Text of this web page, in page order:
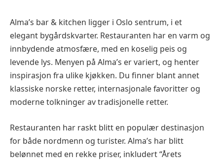
Alma’s bar & kitchen ligger i Oslo sentrum, i et
elegant bygårdskvarter. Restauranten har en varm og
innbydende atmosfære, med en koselig peis og
levende lys. Menyen på Alma’s er variert, og henter
inspirasjon fra ulike kjøkken. Du finner blant annet
klassiske norske retter, internasjonale favoritter og
moderne tolkninger av tradisjonelle retter.
Restauranten har raskt blitt en populær destinasjon
for både nordmenn og turister. Alma’s har blitt
belønnet med en rekke priser, inkludert “Årets